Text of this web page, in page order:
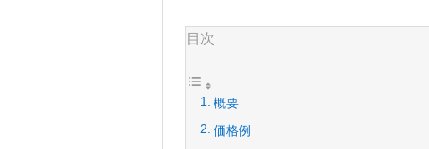
目次
概要
価格例